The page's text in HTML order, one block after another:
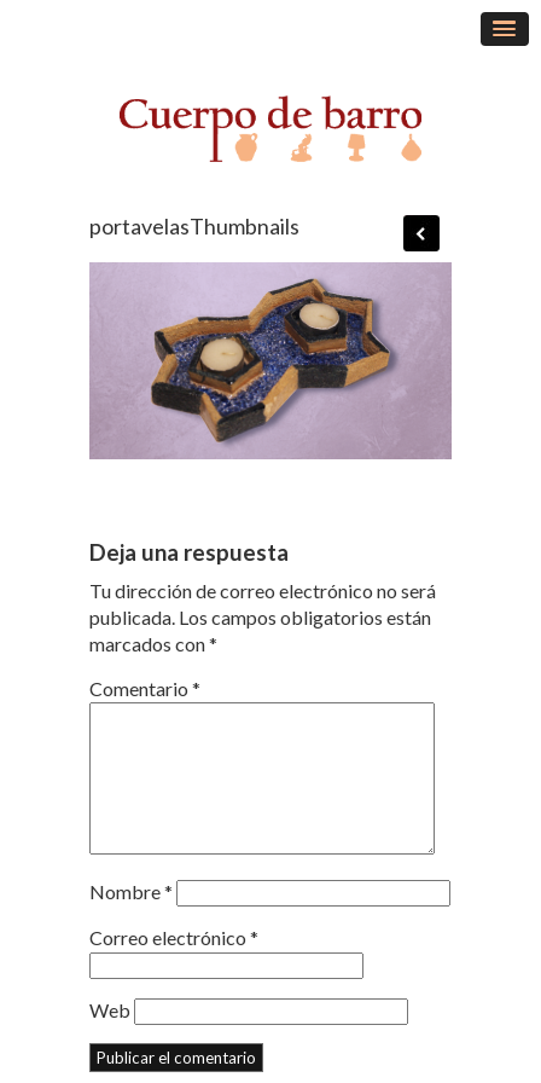
portavelasThumbnails
Deja una respuesta
Tu dirección de correo electrónico no será
publicada. Los campos obligatorios están
marcados con*
Comentario *
Nombre*
Correo electrónico *
Web